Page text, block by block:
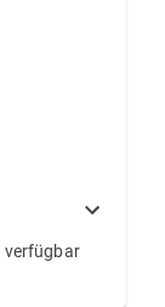
verfügbar